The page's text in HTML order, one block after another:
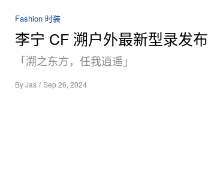
Fashion 时装
李宁 CF 溯户外最新型录发布
「溯之东方，任我逍遥」
ByJas / Sep 26, 2024